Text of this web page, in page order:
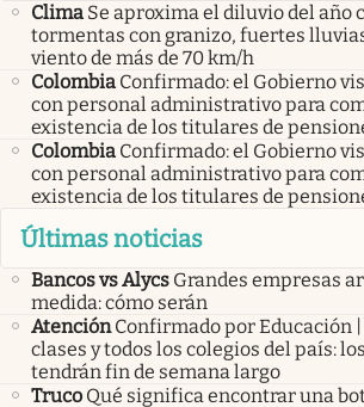
Clima Se aproxima el diluvio del año
tormentas con granizo, fuertes
viento de más de 70 km/h
Colombia Confirmado: el Gobierno
con personal administrativo para
existencia de los titulares de
Colombia Confirmado: el Gobierno
con personal administrativo para
existencia de los titulares de
Últimas noticias
Bancos vs Alycs Grandes empresas
medida: cómo serán
Atención Confirmado por Educación
clases y todos los colegios del país:
tendrán fin de semana largo
Truco Qué significa encontrar una